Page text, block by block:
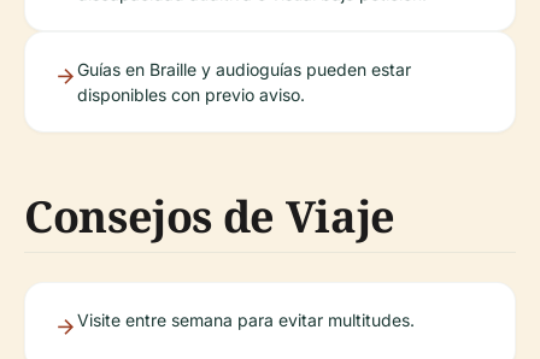
Guías en Braille y audioguías pueden estar
disponibles con previo aviso.
Consejos de Viaje
Visite entre semana para evitar multitudes.